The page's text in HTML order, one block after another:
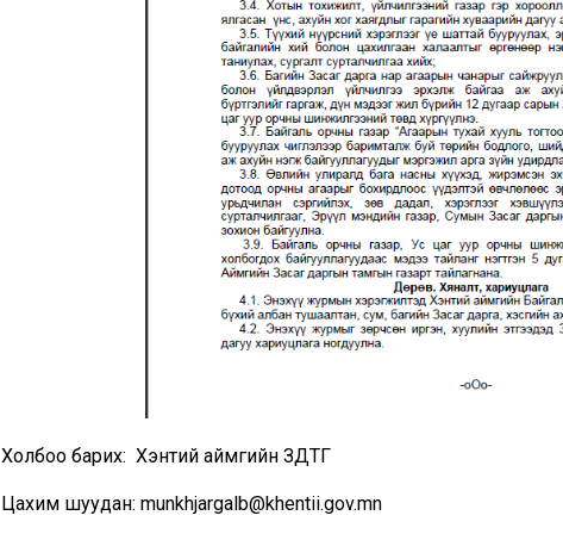
Холбоо барих: Хэнтий аймгийн ЗДТГ
Цахим шуудан: munkhjargalb@khentii.gov.mn